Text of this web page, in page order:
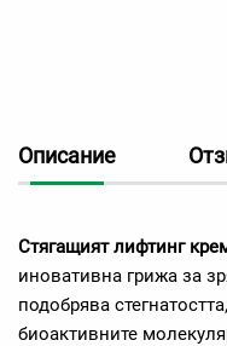
Описание
Стягащият лифтинг
иновативна грижа за
подобрява
биоактивните